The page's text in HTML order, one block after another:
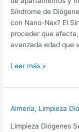
Síndrome de
con Nano-Nex? El
proceder que
avanzada edad que
Limpieza
Almería,
Palmer
Leer más »
Almería, Limpieza
Limpieza Diógenes